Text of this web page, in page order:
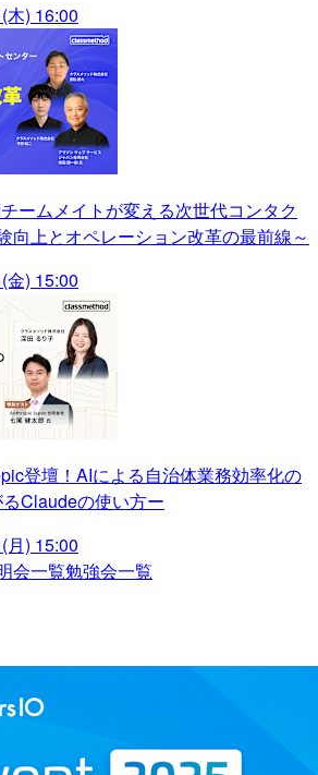
木) 16:00
ームメイトが変える次世代コンタク
向上とオペレーション改革の最前線～
金) 15:00
登壇！AIによる自治体業務効率化の
Claudeの使い方ー
月) 15:00
会一覧勉強会一覧